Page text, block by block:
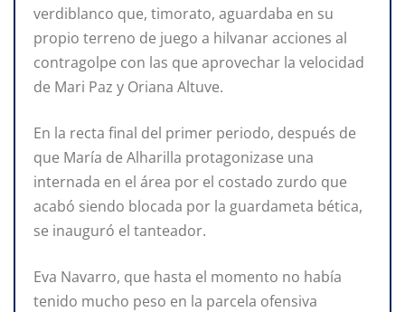
verdiblanco que, timorato, aguardaba en su
propio terreno de juego a hilvanar acciones al
contragolpe con las que aprovechar la velocidad
de Mari Paz y Oriana Altuve.
En la recta final del primer periodo, después de
que María de Alharilla protagonizase una
internada en el área por el costado zurdo que
acabó siendo blocada por la guardameta bética,
se inauguró el tanteador.
Eva Navarro, que hasta el momento no había
tenido mucho peso en la parcela ofensiva